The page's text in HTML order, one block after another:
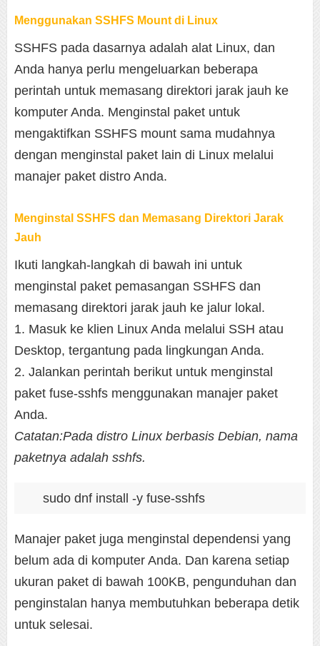
Menggunakan SSHFS Mount di Linux
SSHFS pada dasarnya adalah alat Linux, dan
Anda hanya perlu mengeluarkan beberapa
perintah untuk memasang direktori jarak jauh ke
komputer Anda. Menginstal paket untuk
mengaktifkan SSHFS mount sama mudahnya
dengan menginstal paket lain di Linux melalui
manajer paket distro Anda.
Menginstal SSHFS dan Memasang Direktori Jarak
Jauh
Ikuti langkah-langkah di bawah ini untuk
menginstal paket pemasangan SSHFS dan
memasang direktori jarak jauh ke jalur lokal.
1. Masuk ke klien Linux Anda melalui SSH atau
Desktop, tergantung pada lingkungan Anda.
2. Jalankan perintah berikut untuk menginstal
paket fuse-sshfs menggunakan manajer paket
Anda.
Catatan:Pada distro Linux berbasis Debian, nama
paketnya adalah sshfs.
sudo dnf install -y fuse-sshfs
Manajer paket juga menginstal dependensi yang
belum ada di komputer Anda. Dan karena setiap
ukuran paket di bawah 100KB, pengunduhan dan
penginstalan hanya membutuhkan beberapa detik
untuk selesai.